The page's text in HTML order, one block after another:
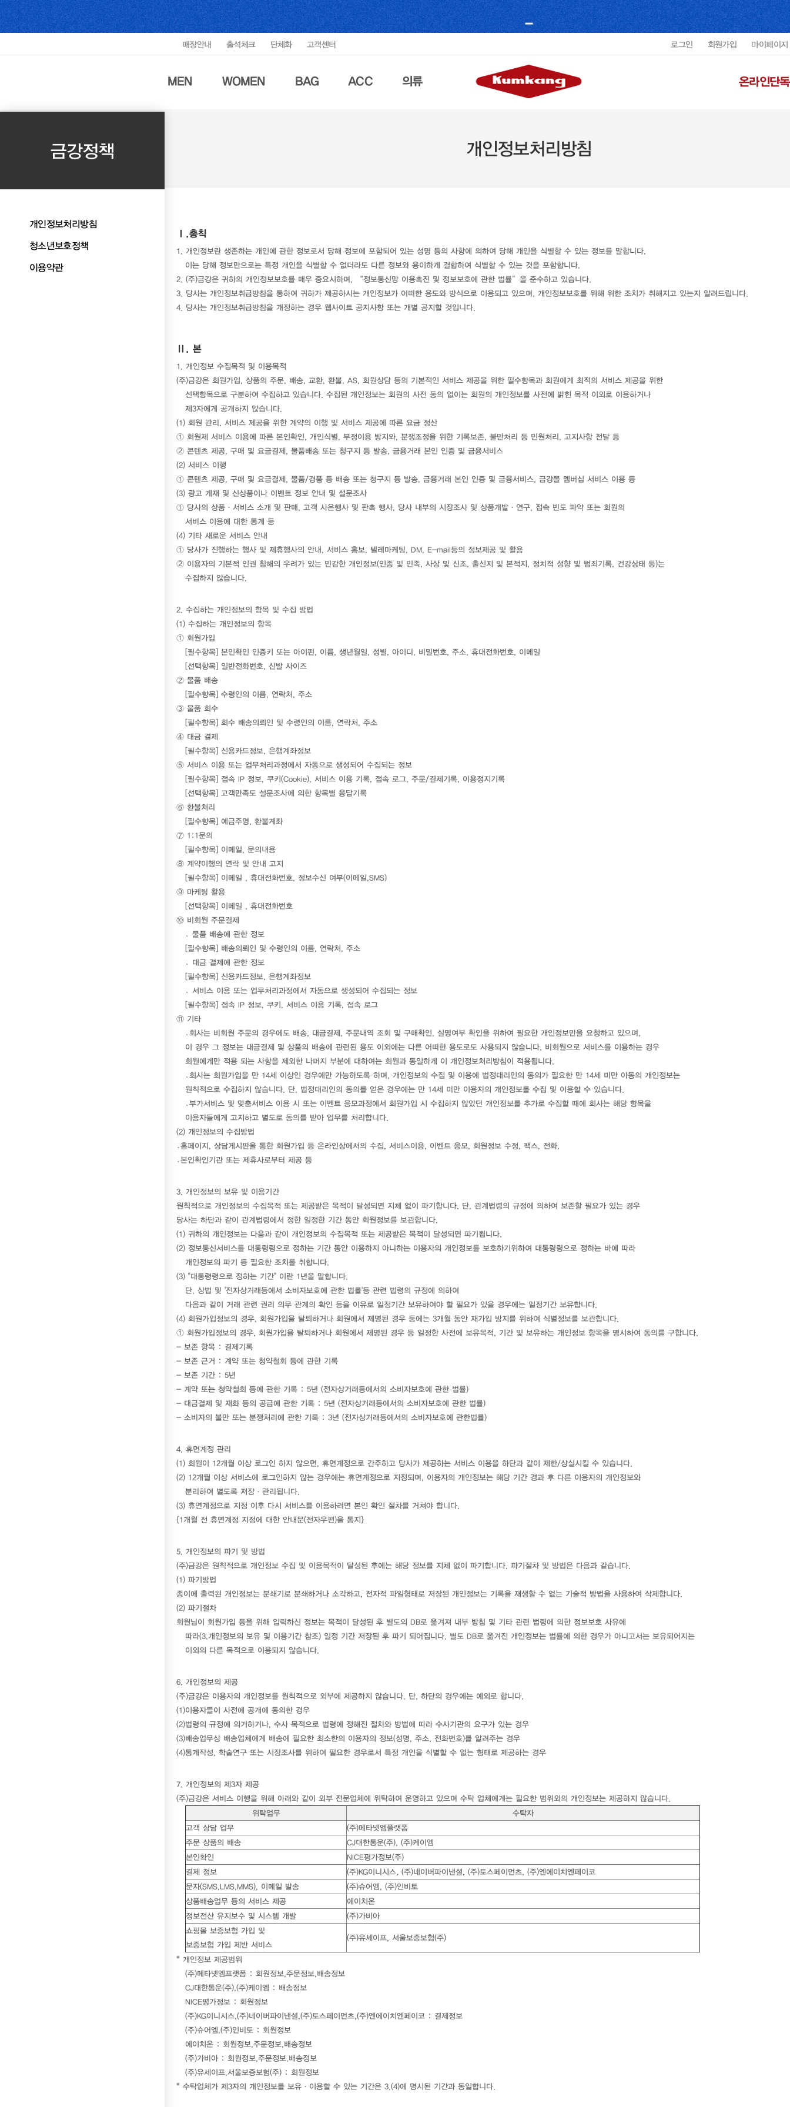
매장안내 출석체크 단체화 고객센터 로그인 회원가입 마이페이지
MEN WOMEN BAG ACC 의류 온라인단독
금강정책
개인정보처리방침
청소년보호정책
이용약관
개인정보처리방침
Ⅰ.총칙
1. 개인정보란 생존하는 개인에 관한 정보로서 당해 정보에 포함되어 있는 성명 등의 사항에 의하여 당해 개인을 식별할 수 있는 정보를 말합니다.
이는 당해 정보만으로는 특정 개인을 식별할 수 없더라도 다른 정보와 용이하게 결합하여 식별할 수 있는 것을 포함합니다.
2. (주)금강은 귀하의 개인정보보호를 매우 중요시하며, “정보통신망 이용촉진 및 정보보호에 관한 법률”을 준수하고 있습니다.
3. 당사는 개인정보취급방침을 통하여 귀하가 제공하시는 개인정보가 어떠한 용도와 방식으로 이용되고 있으며, 개인정보보호를 위해 위한 조치가 취해지고 있는지 알려드립니다.
4. 당사는 개인정보취급방침을 개정하는 경우 웹사이트 공지사항 또는 개별 공지할 것입니다.
Ⅱ. 본
1. 개인정보 수집목적 및 이용목적
(주)금강은 회원가입, 상품의 주문, 배송, 교환, 환불, AS, 회원상담 등의 기본적인 서비스 제공을 위한 필수항목과 회원에게 최적의 서비스 제공을 위한
선택항목으로 구분하여 수집하고 있습니다. 수집된 개인정보는 회원의 사전 동의 없이는 회원의 개인정보를 사전에 밝힌 목적 이외로 이용하거나
제3자에게 공개하지 않습니다.
(1) 회원 관리, 서비스 제공을 위한 계약의 이행 및 서비스 제공에 따른 요금 정산
① 회원제 서비스 이용에 따른 본인확인, 개인식별, 부정이용 방지와, 분쟁조정을 위한 기록보존, 불만처리 등 민원처리, 고지사항 전달 등
② 콘텐츠 제공, 구매 및 요금결제, 물품배송 또는 청구지 등 발송, 금융거래 본인 인증 및 금융서비스
(2) 서비스 이행
① 콘텐츠 제공, 구매 및 요금결제, 물품/경품 등 배송 또는 청구지 등 발송, 금융거래 본인 인증 및 금융서비스, 금강몰 멤버십 서비스 이용 등
(3) 광고 게재 및 신상품이나 이벤트 정보 안내 및 설문조사
① 당사의 상품·서비스 소개 및 판매, 고객 사은행사 및 판촉 행사, 당사 내부의 시장조사 및 상품개발·연구, 접속 빈도 파악 또는 회원의
서비스 이용에 대한 통계 등
(4) 기타 새로운 서비스 안내
① 당사가 진행하는 행사 및 제휴행사의 안내, 서비스 홍보, 텔레마케팅, DM, E-mail등의 정보제공 및 활용
② 이용자의 기본적 인권 침해의 우려가 있는 민감한 개인정보(인종 및 민족, 사상 및 신조, 출신지 및 본적지, 정치적 성향 및 범죄기록, 건강상태 등)는
수집하지 않습니다.
2. 수집하는 개인정보의 항목 및 수집 방법
(1) 수집하는 개인정보의 항목
① 회원가입
[필수항목] 본인확인 인증키 또는 아이핀, 이름, 생년월일, 성별, 아이디, 비밀번호, 주소, 휴대전화번호, 이메일
[선택항목] 일반전화번호, 신발 사이즈
② 물품 배송
[필수항목] 수령인의 이름, 연락처, 주소
③ 물품 회수
[필수항목] 회수 배송의뢰인 및 수령인의 이름, 연락처, 주소
④ 대금 결제
[필수항목] 신용카드정보, 은행계좌정보
⑤ 서비스 이용 또는 업무처리과정에서 자동으로 생성되어 수집되는 정보
[필수항목] 접속 IP 정보, 쿠키(Cookie), 서비스 이용 기록, 접속 로그, 주문/결제기록, 이용정지기록
[선택항목] 고객만족도 설문조사에 의한 항목별 응답기록
⑥ 환불처리
[필수항목] 예금주명, 환불계좌
⑦ 1:1문의
[필수항목] 이메일, 문의내용
⑧ 계약이행의 연락 및 안내 고지
[필수항목] 이메일 , 휴대전화번호, 정보수신 여부(이메일,SMS)
⑨ 마케팅 활용
[선택항목] 이메일 , 휴대전화번호
⑩ 비회원 주문결제
․ 물품 배송에 관한 정보
[필수항목] 배송의뢰인 및 수령인의 이름, 연락처, 주소
․ 대금 결제에 관한 정보
[필수항목] 신용카드정보, 은행계좌정보
․ 서비스 이용 또는 업무처리과정에서 자동으로 생성되어 수집되는 정보
[필수항목] 접속 IP 정보, 쿠키, 서비스 이용 기록, 접속 로그
⑪ 기타
․회사는 비회원 주문의 경우에도 배송, 대금결제, 주문내역 조회 및 구매확인, 실명여부 확인을 위하여 필요한 개인정보만을 요청하고 있으며,
이 경우 그 정보는 대금결제 및 상품의 배송에 관련된 용도 이외에는 다른 어떠한 용도로도 사용되지 않습니다. 비회원으로 서비스를 이용하는 경우
회원에게만 적용 되는 사항을 제외한 나머지 부분에 대하여는 회원과 동일하게 이 개인정보처리방침이 적용됩니다.
․회사는 회원가입을 만 14세 이상인 경우에만 가능하도록 하며, 개인정보의 수집 및 이용에 법정대리인의 동의가 필요한 만 14세 미만 아동의 개인정보는
원칙적으로 수집하지 않습니다. 단, 법정대리인의 동의를 얻은 경우에는 만 14세 미만 이용자의 개인정보를 수집 및 이용할 수 있습니다.
․부가서비스 및 맞춤서비스 이용 시 또는 이벤트 응모과정에서 회원가입 시 수집하지 않았던 개인정보를 추가로 수집할 때에 회사는 해당 항목을
이용자들에게 고지하고 별도로 동의를 받아 업무를 처리합니다.
(2) 개인정보의 수집방법
․홈페이지, 상담게시판을 통한 회원가입 등 온라인상에서의 수집, 서비스이용, 이벤트 응모, 회원정보 수정, 팩스, 전화,
․본인확인기관 또는 제휴사로부터 제공 등
3. 개인정보의 보유 및 이용기간
원칙적으로 개인정보의 수집목적 또는 제공받은 목적이 달성되면 지체 없이 파기합니다. 단, 관계법령의 규정에 의하여 보존할 필요가 있는 경우
당사는 하단과 같이 관계법령에서 정한 일정한 기간 동안 회원정보를 보관합니다.
(1) 귀하의 개인정보는 다음과 같이 개인정보의 수집목적 또는 제공받은 목적이 달성되면 파기됩니다.
(2) 정보통신서비스를 대통령령으로 정하는 기간 동안 이용하지 아니하는 이용자의 개인정보를 보호하기위하여 대통령령으로 정하는 바에 따라
개인정보의 파기 등 필요한 조치를 취합니다.
(3) "대통령령으로 정하는 기간" 이란 1년을 말합니다.
단, 상법 및 '전자상거래등에서 소비자보호에 관한 법률'등 관련 법령의 규정에 의하여
다음과 같이 거래 관련 권리 의무 관계의 확인 등을 이유로 일정기간 보유하여야 할 필요가 있을 경우에는 일정기간 보유합니다.
(4) 회원가입정보의 경우, 회원가입을 탈퇴하거나 회원에서 제명된 경우 등에는 3개월 동안 재가입 방지를 위하여 식별정보를 보관합니다.
① 회원가입정보의 경우, 회원가입을 탈퇴하거나 회원에서 제명된 경우 등 일정한 사전에 보유목적, 기간 및 보유하는 개인정보 항목을 명시하여 동의를 구합니다.
- 보존 항목 : 결제기록
- 보존 근거 : 계약 또는 청약철회 등에 관한 기록
- 보존 기간 : 5년
- 계약 또는 청약철회 등에 관한 기록 : 5년 (전자상거래등에서의 소비자보호에 관한 법률)
- 대금결제 및 재화 등의 공급에 관한 기록 : 5년 (전자상거래등에서의 소비자보호에 관한 법률)
- 소비자의 불만 또는 분쟁처리에 관한 기록 : 3년 (전자상거래등에서의 소비자보호에 관한법률)
4. 휴면계정 관리
(1) 회원이 12개월 이상 로그인 하지 않으면, 휴면계정으로 간주하고 당사가 제공하는 서비스 이용을 하단과 같이 제한/상실시킬 수 있습니다.
(2) 12개월 이상 서비스에 로그인하지 않는 경우에는 휴면계정으로 지정되며, 이용자의 개인정보는 해당 기간 경과 후 다른 이용자의 개인정보와
분리하여 별도록 저장·관리됩니다.
(3) 휴면계정으로 지정 이후 다시 서비스를 이용하려면 본인 확인 절차를 거쳐야 합니다.
{1개월 전 휴면계정 지정에 대한 안내문(전자우편)을 통지}
5. 개인정보의 파기 및 방법
(주)금강은 원칙적으로 개인정보 수집 및 이용목적이 달성된 후에는 해당 정보를 지체 없이 파기합니다. 파기절차 및 방법은 다음과 같습니다.
(1) 파기방법
종이에 출력된 개인정보는 분쇄기로 분쇄하거나 소각하고, 전자적 파일형태로 저장된 개인정보는 기록을 재생할 수 없는 기술적 방법을 사용하여 삭제합니다.
(2) 파기절차
회원님이 회원가입 등을 위해 입력하신 정보는 목적이 달성된 후 별도의 DB로 옮겨져 내부 방침 및 기타 관련 법령에 의한 정보보호 사유에
따라(3.개인정보의 보유 및 이용기간 참조) 일정 기간 저장된 후 파기 되어집니다. 별도 DB로 옮겨진 개인정보는 법률에 의한 경우가 아니고서는 보유되어지는
이외의 다른 목적으로 이용되지 않습니다.
6. 개인정보의 제공
(주)금강은 이용자의 개인정보를 원칙적으로 외부에 제공하지 않습니다. 단, 하단의 경우에는 예외로 합니다.
(1)이용자들이 사전에 공개에 동의한 경우
(2)법령의 규정에 의거하거나, 수사 목적으로 법령에 정해진 절차와 방법에 따라 수사기관의 요구가 있는 경우
(3)배송업무상 배송업체에게 배송에 필요한 최소한의 이용자의 정보(성명, 주소, 전화번호)를 알려주는 경우
(4)통계작성, 학술연구 또는 시장조사를 위하여 필요한 경우로서 특정 개인을 식별할 수 없는 형태로 제공하는 경우
7. 개인정보의 제3자 제공
(주)금강은 서비스 이행을 위해 아래와 같이 외부 전문업체에 위탁하여 운영하고 있으며 수탁 업체에게는 필요한 범위외의 개인정보는 제공하지 않습니다.
위탁업무
수탁자
고객 상담 업무
(주)메타넷엠플랫폼
주문 상품의 배송
CJ대한통운(주), (주)케이엠
본인확인
NICE평가정보(주)
결제 정보
(주)KG이니시스, (주)네이버파이낸셜, (주)토스페이먼츠, (주)엔에이치엔페이코
문자(SMS,LMS,MMS), 이메일 발송
(주)슈어엠, (주)인비토
상품배송업무 등의 서비스 제공
에이치온
정보전산 유지보수 및 시스템 개발
(주)가비아
쇼핑몰 보증보험 가입 및
보증보험 가입 제반 서비스
(주)유세이프, 서울보증보험(주)
* 개인정보 제공범위
(주)메타넷엠프랫폼 : 회원정보,주문정보,배송정보
CJ대한통운(주),(주)케이엠 : 배송정보
NICE평가정보 : 회원정보
(주)KG이니시스,(주)네이버파이낸셜,(주)토스페이먼츠,(주)엔에이치엔페이코 : 결제정보
(주)슈어엠,(주)인비토 : 회원정보
에이치온 : 회원정보,주문정보,배송정보
(주)가비아 : 회원정보,주문정보.배송정보
(주)유세이프,서울보증보험(주) : 회원정보
* 수탁업체가 제3자의 개인정보를 보유·이용할 수 있는 기간은 3.(4)에 명시된 기간과 동일합니다.